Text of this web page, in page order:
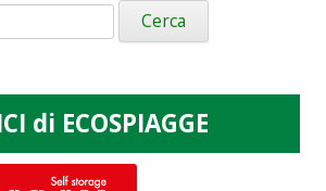
di ECOSPIAGGE